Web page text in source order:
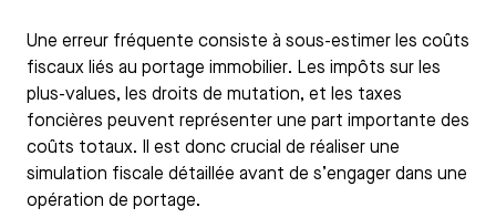
Une erreur fréquente consiste à sous-estimer les coûts
fiscaux liés au portage immobilier. Les impôts sur les
plus-values, les droits de mutation, et les taxes
foncières peuvent représenter une part importante des
coûts totaux. Il est donc crucial de réaliser une
simulation fiscale détaillée avant de s’engager dans une
opération de portage.